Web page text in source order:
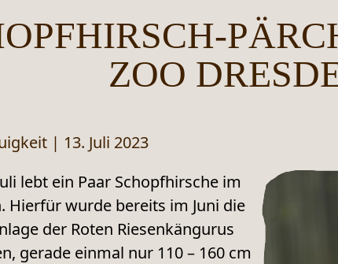
ZOO
| 13. Juli 2023
lebt ein Paar Schopfhirsche im
Hierfür wurde bereits im Juni die
der Roten Riesenkängurus
gerade einmal nur 110 – 160 cm